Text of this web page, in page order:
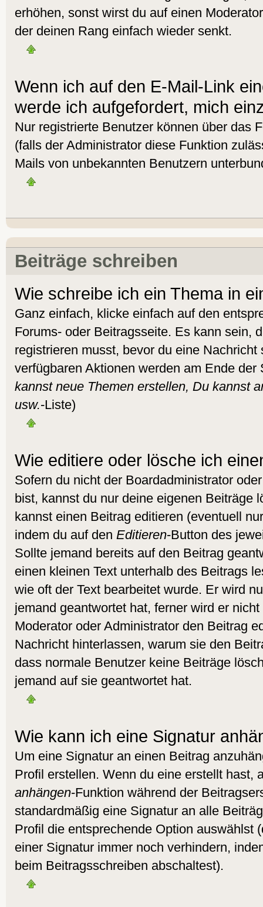
erhöhen, sonst wirst du auf einen
der deinen Rang einfach wieder senkt.
Wenn ich auf den E-Mail-Link
werde ich aufgefordert, mich
Nur registrierte Benutzer können über das
(falls der Administrator diese Funktion
Mails von unbekannten Benutzern
Beiträge schreiben
Wie schreibe ich ein Thema in
Ganz einfach, klicke einfach auf den
Forums- oder Beitragsseite. Es kann sein,
registrieren musst, bevor du eine
verfügbaren Aktionen werden am Ende
kannst neue Themen erstellen, Du kannst
usw.-Liste)
Wie editiere oder lösche ich
Sofern du nicht der Boardadministrator
bist, kannst du nur deine eigenen Beiträge
kannst einen Beitrag editieren (eventuell
indem du auf den Editieren-Button des
Sollte jemand bereits auf den Beitrag
einen kleinen Text unterhalb des Beitrags
wie oft der Text bearbeitet wurde. Er wird
jemand geantwortet hat, ferner wird er
Moderator oder Administrator den Beitrag
Nachricht hinterlassen, warum sie den
dass normale Benutzer keine Beiträge
jemand auf sie geantwortet hat.
Wie kann ich eine Signatur
Um eine Signatur an einen Beitrag
Profil erstellen. Wenn du eine erstellt hast,
anhängen-Funktion während der
standardmäßig eine Signatur an alle
Profil die entsprechende Option auswählst
einer Signatur immer noch verhindern,
beim Beitragsschreiben abschaltest).